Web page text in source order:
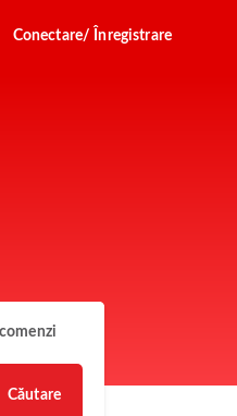
Conectare/ Înregistrare
Căutare